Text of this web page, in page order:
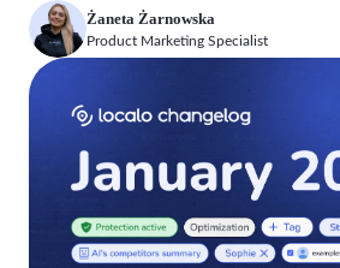
Żaneta Żarnowska
Product Marketing Specialist